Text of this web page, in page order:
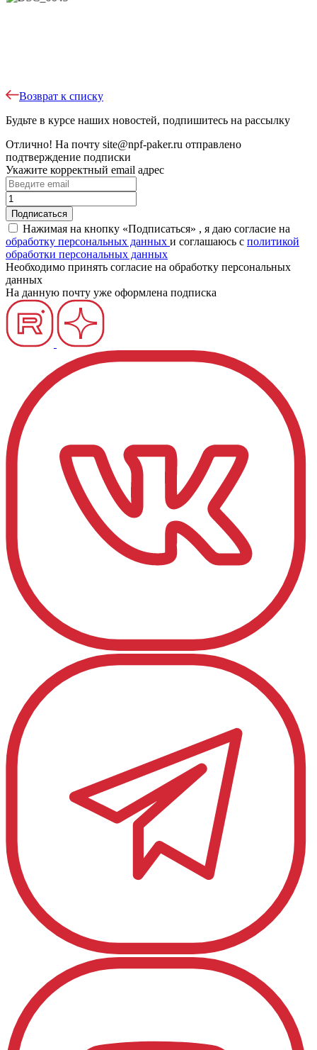
Возврат к списку
Будьте в курсе наших новостей, подпишитесь на рассылку
Отлично! На почту site@npf-paker.ru отправлено
подтверждение подписки
Укажите корректный email адрес
Нажимая на кнопку «Подписаться» , я даю согласие на
обработку персональных данных и соглашаюсь c политикой
обработки персональных данных
Необходимо принять согласие на обработку персональных
данных
На данную почту уже оформлена подписка